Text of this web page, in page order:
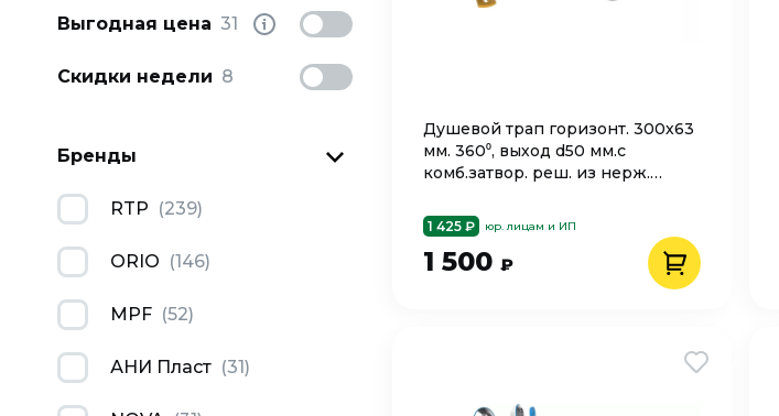
Выгодная цена 31
Скидки недели 8
Бренды
RTP (239)
ORIO (146)
MPF (52)
АНИ Пласт (31)
Душевой трап горизонт. 300х63
мм. 360⁰, выход d50 мм.с
комб.затвор. реш. из нерж.
1 425 ₽ юр. лицам и ИП
1 500 ₽